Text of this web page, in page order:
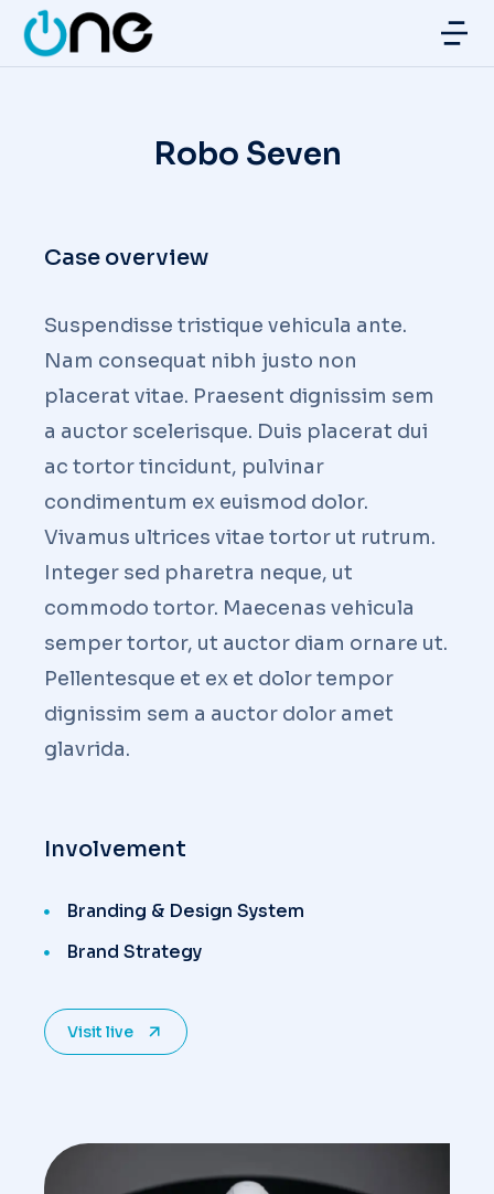
Robo Seven
Case overview
Suspendisse tristique vehicula ante.
Nam consequat nibh justo non
placerat vitae. Praesent dignissim sem
a auctor scelerisque. Duis placerat dui
ac tortor tincidunt, pulvinar
condimentum ex euismod dolor.
Vivamus ultrices vitae tortor ut rutrum.
Integer sed pharetra neque, ut
commodo tortor. Maecenas vehicula
semper tortor, ut auctor diam ornare ut.
Pellentesque et ex et dolor tempor
dignissim sem a auctor dolor amet
glavrida.
Involvement
Branding & Design System
Brand Strategy
Visit live